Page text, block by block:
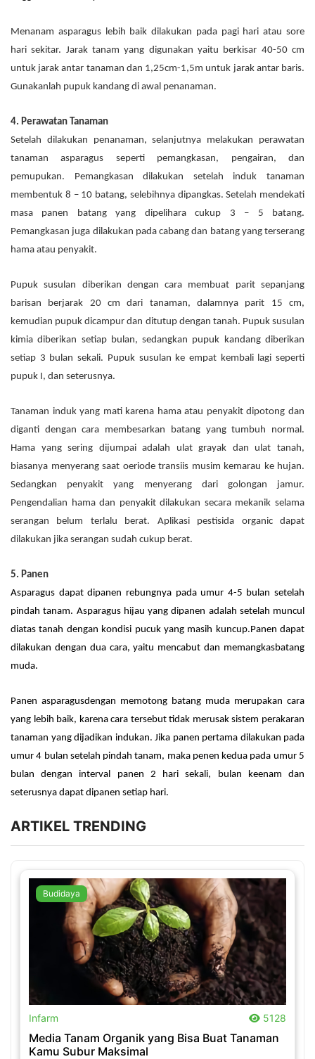
Menanam asparagus lebih baik dilakukan pada pagi hari atau sore
hari sekitar. Jarak tanam yang digunakan yaitu berkisar 40-50 cm
untuk jarak antar tanaman dan 1,25cm-1,5m untuk jarak antar baris.
Gunakanlah pupuk kandang di awal penanaman.
4. Perawatan Tanaman
Setelah dilakukan penanaman, selanjutnya melakukan perawatan
tanaman asparagus seperti pemangkasan, pengairan, dan
pemupukan. Pemangkasan dilakukan setelah induk tanaman
membentuk 8 – 10 batang, selebihnya dipangkas. Setelah mendekati
masa panen batang yang dipelihara cukup 3 – 5 batang.
Pemangkasan juga dilakukan pada cabang dan batang yang terserang
hama atau penyakit.
Pupuk susulan diberikan dengan cara membuat parit sepanjang
barisan berjarak 20 cm dari tanaman, dalamnya parit 15 cm,
kemudian pupuk dicampur dan ditutup dengan tanah. Pupuk susulan
kimia diberikan setiap bulan, sedangkan pupuk kandang diberikan
setiap 3 bulan sekali. Pupuk susulan ke empat kembali lagi seperti
pupuk I, dan seterusnya.
Tanaman induk yang mati karena hama atau penyakit dipotong dan
diganti dengan cara membesarkan batang yang tumbuh normal.
Hama yang sering dijumpai adalah ulat grayak dan ulat tanah,
biasanya menyerang saat oeriode transiis musim kemarau ke hujan.
Sedangkan penyakit yang menyerang dari golongan jamur.
Pengendalian hama dan penyakit dilakukan secara mekanik selama
serangan belum terlalu berat. Aplikasi pestisida organic dapat
dilakukan jika serangan sudah cukup berat.
5. Panen
Asparagus dapat dipanen rebungnya pada umur 4-5 bulan setelah
pindah tanam. Asparagus hijau yang dipanen adalah setelah muncul
diatas tanah dengan kondisi pucuk yang masih kuncup.Panen dapat
dilakukan dengan dua cara, yaitu mencabut dan memangkasbatang
muda.
Panen asparagusdengan memotong batang muda merupakan cara
yang lebih baik, karena cara tersebut tidak merusak sistem perakaran
tanaman yang dijadikan indukan. Jika panen pertama dilakukan pada
umur 4 bulan setelah pindah tanam, maka penen kedua pada umur 5
bulan dengan interval panen 2 hari sekali, bulan keenam dan
seterusnya dapat dipanen setiap hari.
ARTIKEL TRENDING
Budidaya
Infarm 5128
Media Tanam Organik yang Bisa Buat Tanaman
Kamu Subur Maksimal